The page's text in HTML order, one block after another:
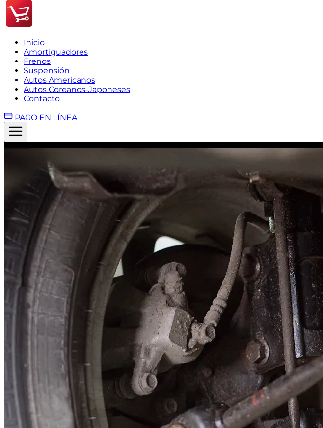
Inicio
Amortiguadores
Frenos
Suspensión
Autos Americanos
Autos Coreanos-Japoneses
Contacto
PAGO EN LÍNEA